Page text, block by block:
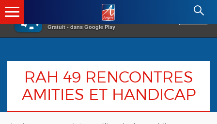
×
Gratuit - dans Google Play
Angers.fr : Retour à l'accueil
RAH 49 RENCONTRES
AMITIES ET HANDICAP